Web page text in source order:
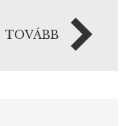
TOVÁBB